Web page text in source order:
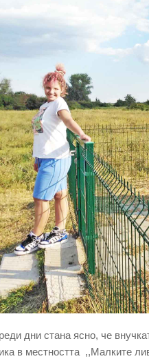
дни стана ясно, че
в местността ,,Малките